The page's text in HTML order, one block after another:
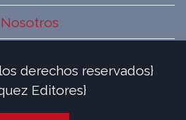
Nosotros
derechos reservados}
Editores}